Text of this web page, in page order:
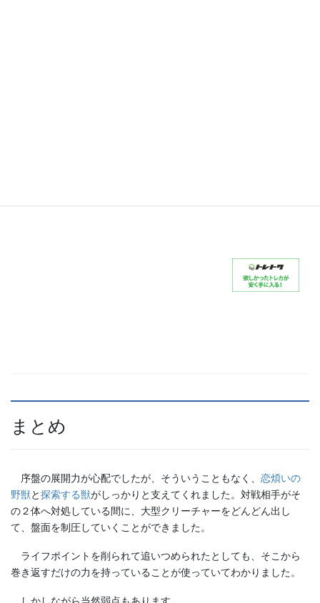
まとめ
序盤の展開力が心配でしたが、そういうこともなく、 恋煩いの
野獣と探索する獣がしっかりと支えてくれました。対戦相手がそ
の２体へ対処している間に、大型クリーチャーをどんどん出し
て、盤面を制圧していくことができました。
ライフポイントを削られて追いつめられたとしても、そこから
巻き返すだけの力を持っていることが使っていてわかりました。
しかしながら当然弱点もあります。